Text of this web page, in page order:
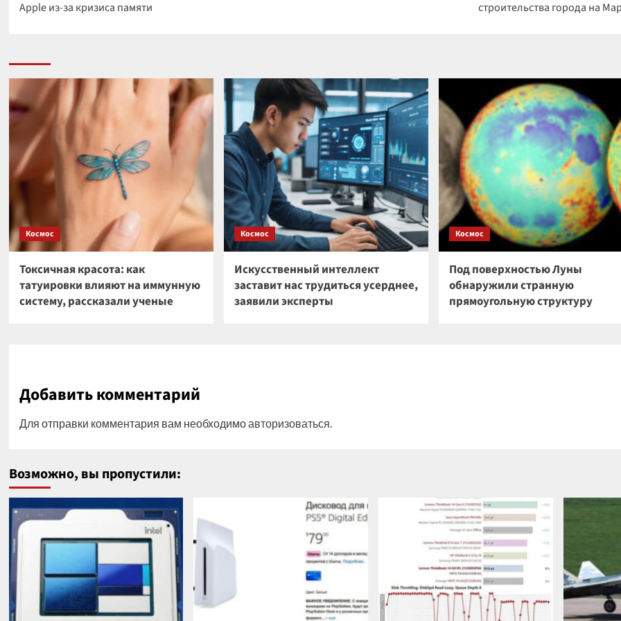
Apple из-за кризиса памяти строительства города на
Космос
Токсичная красота: как
татуировки влияют на иммунную
систему, рассказали ученые
Космос
Искусственный интеллект
заставит нас трудиться усерднее,
заявили эксперты
Космос
Под поверхностью Луны
обнаружили странную
прямоугольную структуру
Добавить комментарий
Для отправки комментария вам необходимоавторизоваться.
Возможно, вы пропустили: